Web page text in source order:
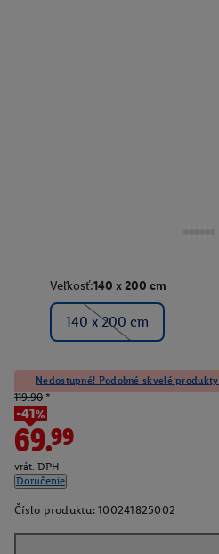
Veľkosť:140 x 200 cm
140 x 200 cm
Nedostupné! Podobné skvelé
119.90 *
-41%
69.99
vrát. DPH
Doručenie
Číslo produktu: 100241825002